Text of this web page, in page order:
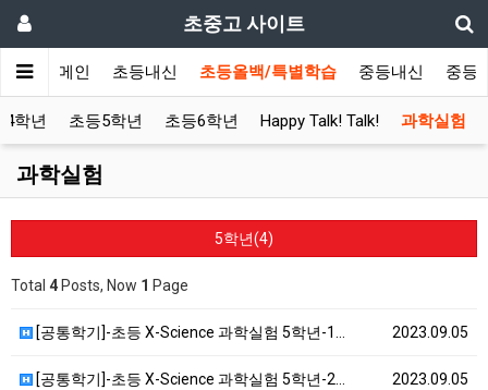
초중고 사이트
메인 초등내신 초등올백/특별학습 중등내신 중등
4학년 초등5학년 초등6학년 Happy Talk! Talk! 과학실험
과학실험
5학년(4)
Total 4 Posts, Now 1 Page
2023.09.05
[공통학기]-초등 X-Science 과학실험 5학년-1…
2023.09.05
[공통학기]-초등 X-Science 과학실험 5학년-2…